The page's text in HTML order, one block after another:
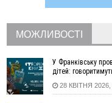
Нафтогазову площу
повторно виставили
06 Серпня
18:46 ФОТО У Польщі
17:45
Сили оборони
берегової охорони
МОЖЛИВОСТІ
У Франківську
дітей:
28 КВІТНЯ 2026,